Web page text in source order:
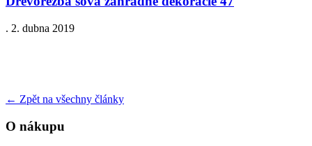
. 2. dubna 2019
← Zpět na všechny články
O nákupu